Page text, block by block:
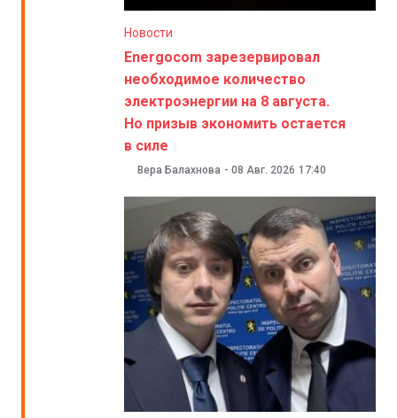
Новости
Energocom зарезервировал
необходимое количество
электроэнергии на 8 августа.
Но призыв экономить остается
в силе
Вера Балахнова - 08 Авг. 2026 17:40